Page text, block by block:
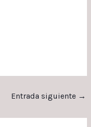
Entrada siguiente →